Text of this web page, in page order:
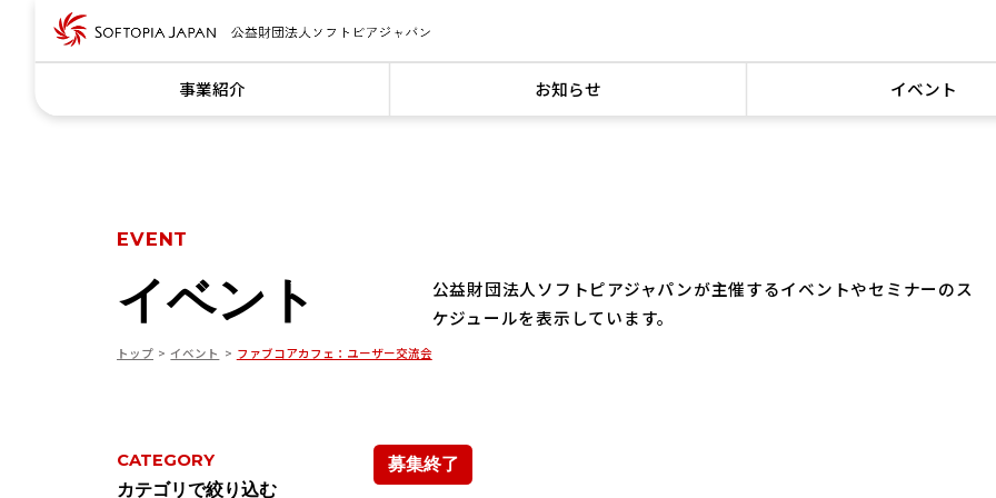
事業紹介 お知らせ イベント
EVENT
イベント
トップ イベント ファブコアカフェ：ユーザー交流会
公益財団法人ソフトピアジャパンが主催するイベントやセミナーのス
ケジュールを表示しています。
CATEGORY
カテゴリで絞り込む
募集終了